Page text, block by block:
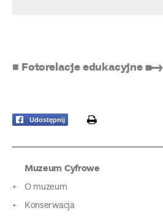
■ Fotorelacje edukacyjne ➸
Udostępnij print
Muzeum Cyfrowe
O muzeum
Konserwacja